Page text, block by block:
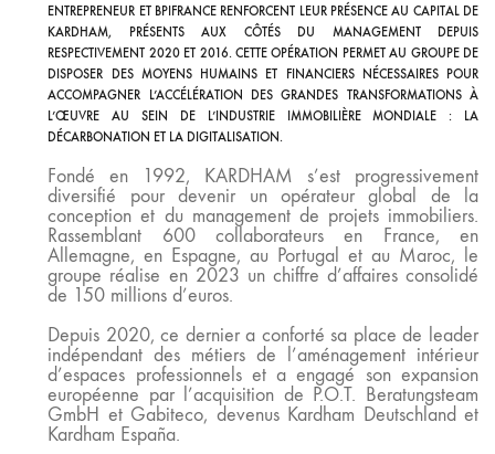
ENTREPRENEUR ET BPIFRANCE RENFORCENT LEUR PRÉSENCE AU CAPITAL DE
KARDHAM, PRÉSENTS AUX CÔTÉS DU MANAGEMENT DEPUIS
RESPECTIVEMENT 2020 ET 2016. CETTE OPÉRATION PERMET AU GROUPE DE
DISPOSER DES MOYENS HUMAINS ET FINANCIERS NÉCESSAIRES POUR
ACCOMPAGNER L’ACCÉLÉRATION DES GRANDES TRANSFORMATIONS À
L’ŒUVRE AU SEIN DE L’INDUSTRIE IMMOBILIÈRE
MONDIALE : LA
DÉCARBONATION ET LA DIGITALISATION.
Fondé en 1992, KARDHAM s’est progressivement
diversifié pour devenir un opérateur global de la
conception et du management de projets immobiliers.
Rassemblant 600 collaborateurs en France, en
Allemagne, en Espagne, au Portugal et au Maroc, le
groupe réalise en 2023 un chiffre d’affaires consolidé
de 150 millions d’euros.
Depuis 2020, ce dernier a conforté sa place de leader
indépendant des métiers de l’aménagement intérieur
d’espaces professionnels et a engagé son expansion
européenne par l’acquisition de P.O.T. Beratungsteam
GmbH et Gabiteco, devenus Kardham Deutschland et
Kardham España.